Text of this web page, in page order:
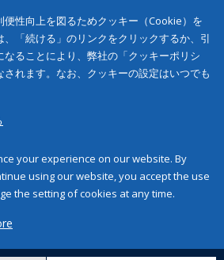
便性向上を図るためクッキー（Cookie）を
「続ける」のリンクをクリックするか、引
なることにより、弊社の「クッキーポリシ
れます。なお、クッキーの設定はいつでも
your experience on our website. By
using our website, you accept the use
the setting of cookies at any time.